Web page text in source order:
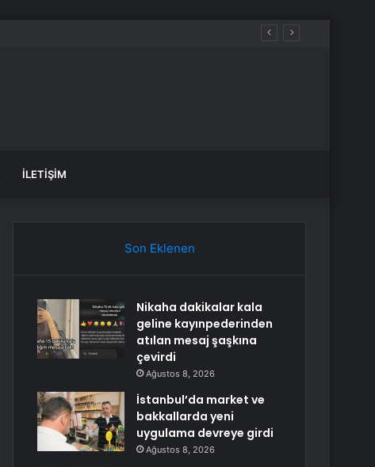
İLETIŞIM
Son Eklenen
Nikaha dakikalar kala
geline kayınpederinden
atılan mesaj şaşkına
çevirdi
Ağustos 8, 2026
İstanbul’da market ve
bakkallarda yeni
uygulama devreye girdi
Ağustos 8, 2026